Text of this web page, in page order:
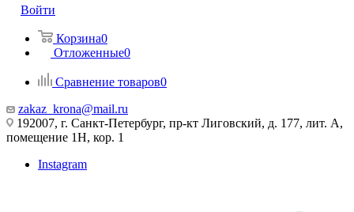
Войти
Корзина0
Отложенные0
Сравнение товаров0
zakaz_krona@mail.ru
192007, г. Санкт-Петербург, пр-кт Лиговский, д. 177, лит. А,
помещение 1Н, кор. 1
Instagram